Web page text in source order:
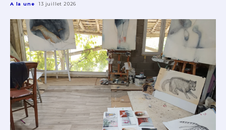
A la une 13 juillet 2026